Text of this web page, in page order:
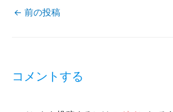
稿
← 前の投稿
コメントする